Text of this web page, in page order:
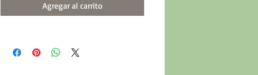
Agregar al carrito